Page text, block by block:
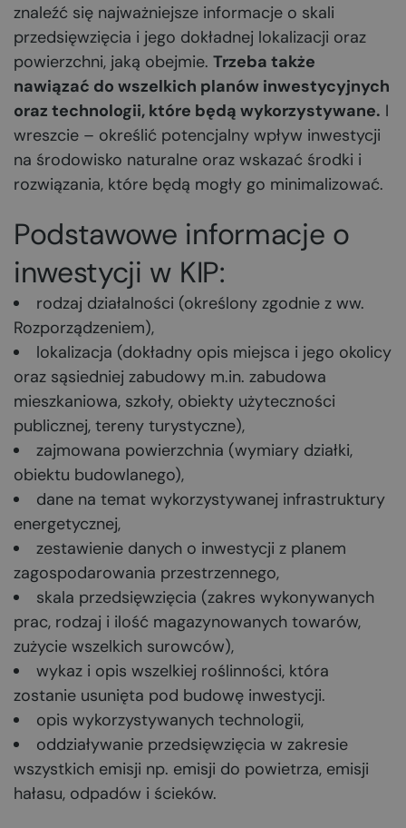
znaleźć się najważniejsze informacje o skali
przedsięwzięcia i jego dokładnej lokalizacji oraz
powierzchni, jaką obejmie. Trzeba także
nawiązać do wszelkich planów inwestycyjnych
oraz technologii, które będą wykorzystywane. I
wreszcie – określić potencjalny wpływ inwestycji
na środowisko naturalne oraz wskazać środki i
rozwiązania, które będą mogły go minimalizować.
Podstawowe informacje o
inwestycji w KIP:
rodzaj działalności (określony zgodnie z ww.
Rozporządzeniem),
lokalizacja (dokładny opis miejsca i jego okolicy
oraz sąsiedniej zabudowy m.in. zabudowa
mieszkaniowa, szkoły, obiekty użyteczności
publicznej, tereny turystyczne),
zajmowana powierzchnia (wymiary działki,
obiektu budowlanego),
dane na temat wykorzystywanej infrastruktury
energetycznej,
zestawienie danych o inwestycji z planem
zagospodarowania przestrzennego,
skala przedsięwzięcia (zakres wykonywanych
prac, rodzaj i ilość magazynowanych towarów,
zużycie wszelkich surowców),
wykaz i opis wszelkiej roślinności, która
zostanie usunięta pod budowę inwestycji.
opis wykorzystywanych technologii,
oddziaływanie przedsięwzięcia w zakresie
wszystkich emisji np. emisji do powietrza, emisji
hałasu, odpadów i ścieków.